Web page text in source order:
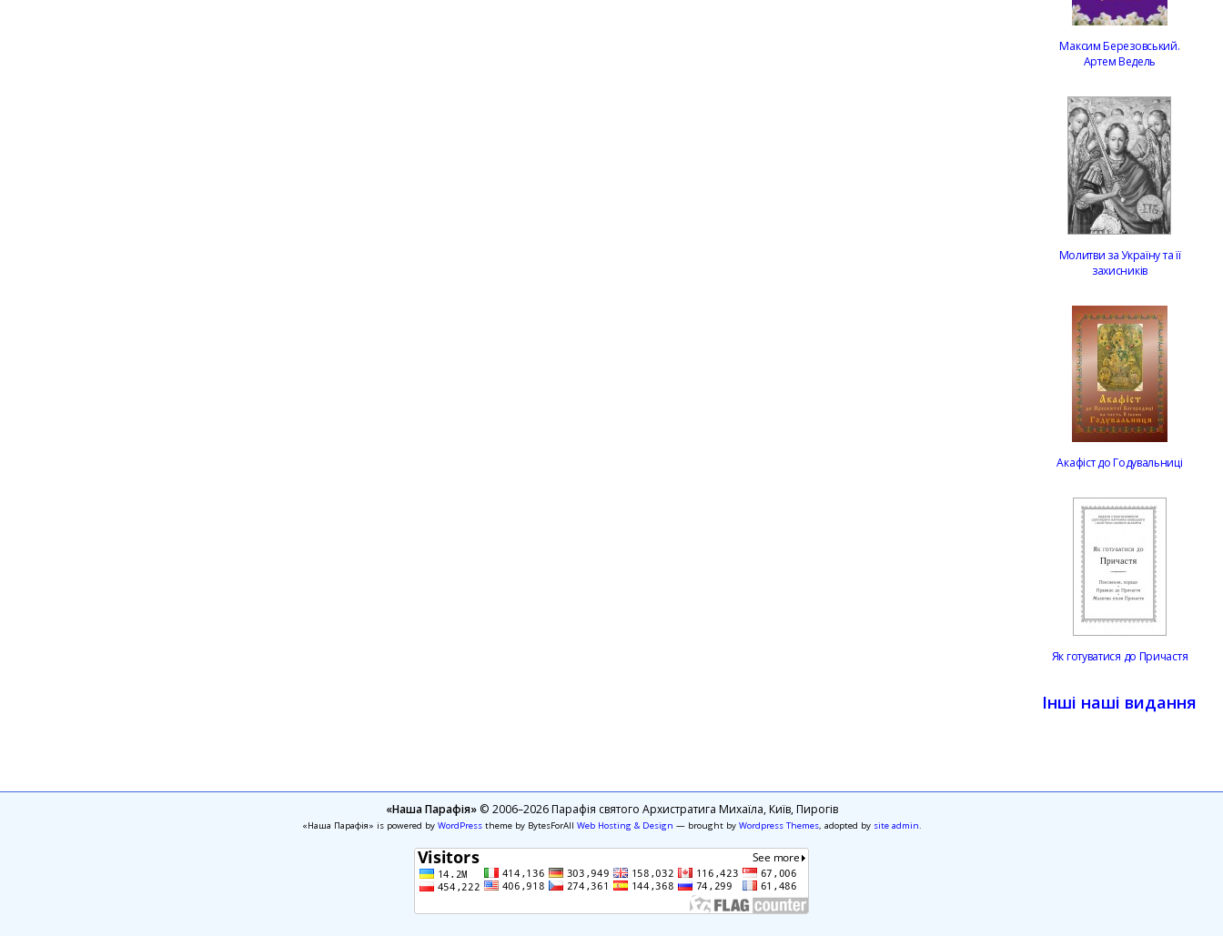
Максим Березовський.
Артем Ведель
Молитви за Україну та її
захисників
Акафіст до Годувальниці
Як готуватися до Причастя
Інші наші видання
«Наша Парафія»© 2006–2026 Парафія святого Архистратига Михаїла, Київ, Пирогів
«Наша Парафія» is powered by WordPresstheme by BytesForAll Web Hosting & Design — brought by Wordpress Themes, adopted by site admin.